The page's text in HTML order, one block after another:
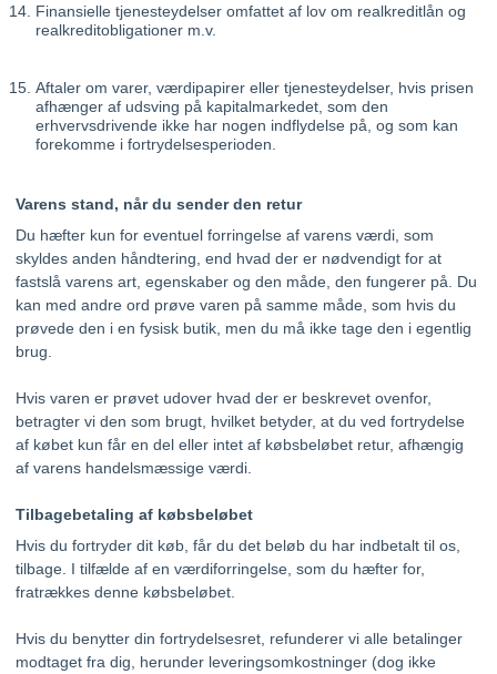
Finansielle tjenesteydelser omfattet af lov om realkreditlån og
realkreditobligationer m.v.
Aftaler om varer, værdipapirer eller tjenesteydelser, hvis prisen
afhænger af udsving på kapitalmarkedet, som den
erhvervsdrivende ikke har nogen indflydelse på, og som kan
forekomme i fortrydelsesperioden.
Varens stand, når du sender den retur
Du hæfter kun for eventuel forringelse af varens værdi, som
skyldes anden håndtering, end hvad der er nødvendigt for at
fastslå varens art, egenskaber og den måde, den fungerer på. Du
kan med andre ord prøve varen på samme måde, som hvis du
prøvede den i en fysisk butik, men du må ikke tage den i egentlig
brug.
Hvis varen er prøvet udover hvad der er beskrevet ovenfor,
betragter vi den som brugt, hvilket betyder, at du ved fortrydelse
af købet kun får en del eller intet af købsbeløbet retur, afhængig
af varens handelsmæssige værdi.
Tilbagebetaling af købsbeløbet
Hvis du fortryder dit køb, får du det beløb du har indbetalt til os,
tilbage. I tilfælde af en værdiforringelse, som du hæfter for,
fratrækkes denne købsbeløbet.
Hvis du benytter din fortrydelsesret, refunderer vi alle betalinger
modtaget fra dig, herunder leveringsomkostninger (dog ikke